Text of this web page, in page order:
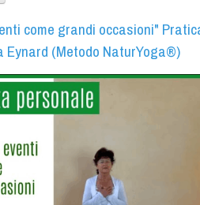
come grandi occasioni"
Eynard (Metodo NaturYoga®)